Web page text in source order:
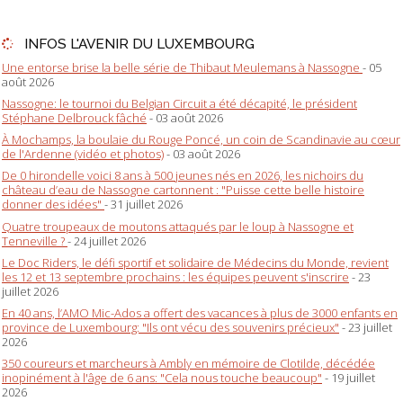
INFOS L'AVENIR DU LUXEMBOURG
Une entorse brise la belle série de Thibaut Meulemans à Nassogne - 05
août 2026
Nassogne: le tournoi du Belgian Circuit a été décapité, le président
Stéphane Delbrouck fâché - 03 août 2026
À Mochamps, la boulaie du Rouge Poncé, un coin de Scandinavie au cœur
de l'Ardenne (vidéo et photos)- 03 août 2026
De 0 hirondelle voici 8 ans à 500 jeunes nés en 2026, les nichoirs du
château d’eau de Nassogne cartonnent : "Puisse cette belle histoire
donner des idées" - 31 juillet 2026
Quatre troupeaux de moutons attaqués par le loup à Nassogne et
Tenneville ?- 24 juillet 2026
Le Doc Riders, le défi sportif et solidaire de Médecins du Monde, revient
les 12 et 13 septembre prochains : les équipes peuvent s'inscrire - 23
juillet 2026
En 40 ans, l’AMO Mic-Ados a offert des vacances à plus de 3000 enfants en
province de Luxembourg: "Ils ont vécu des souvenirs précieux" - 23 juillet
2026
350 coureurs et marcheurs à Ambly en mémoire de Clotilde, décédée
inopinément à l'âge de 6 ans: "Cela nous touche beaucoup" - 19 juillet
2026